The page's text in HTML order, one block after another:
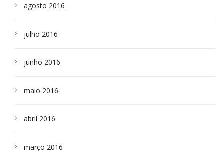
agosto 2016
julho 2016
junho 2016
maio 2016
abril 2016
março 2016